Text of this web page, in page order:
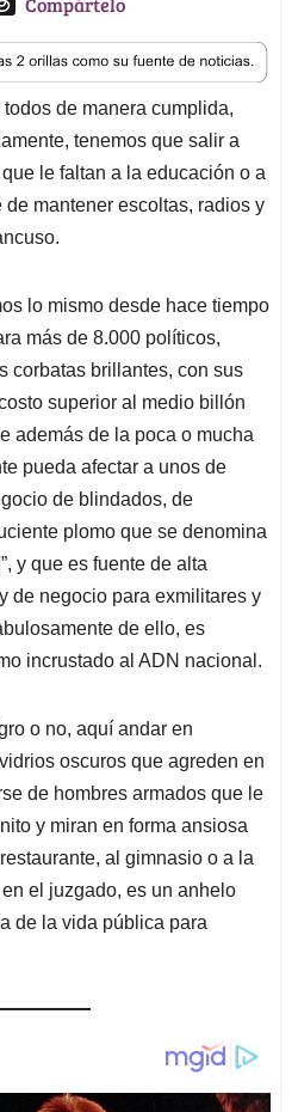
r
e
a
d
s
de manera cumplida,
tenemos que salir a
le faltan a la educación o a
de mantener escoltas, radios y
lo mismo desde hace tiempo
más de 8.000 políticos,
corbatas brillantes, con sus
superior al medio billón
además de la poca o mucha
pueda afectar a unos de
de blindados, de
plomo que se denomina
y que es fuente de alta
de negocio para exmilitares y
de ello, es
incrustado al ADN nacional.
o no, aquí andar en
oscuros que agreden en
de hombres armados que le
y miran en forma ansiosa
al gimnasio o a la
el juzgado, es un anhelo
de la vida pública para